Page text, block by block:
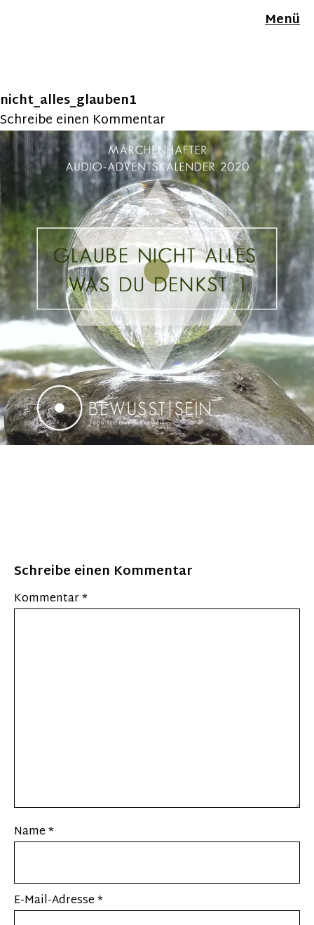
Menü
nicht_alles_glauben1
Schreibe einen Kommentar
Schreibe einen Kommentar
Kommentar*
Name*
E-Mail-Adresse*